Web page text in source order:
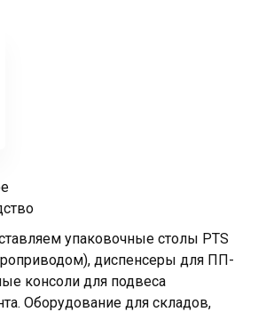
упаковочные столы PTS
диспенсеры для ПП-
консоли для подвеса
Оборудование для складов,